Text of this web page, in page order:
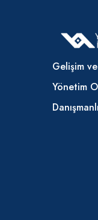
Gelişim ve
Yönetim